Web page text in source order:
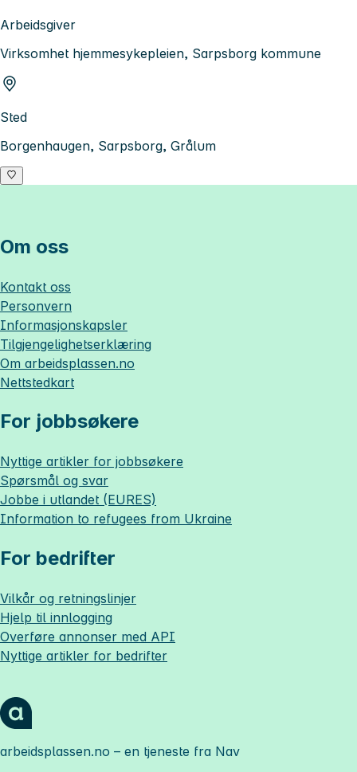
Arbeidsgiver
Virksomhet hjemmesykepleien, Sarpsborg kommune
Sted
Borgenhaugen, Sarpsborg, Grålum
Om oss
Kontakt oss
Personvern
Informasjonskapsler
Tilgjengelighetserklæring
Om arbeidsplassen.no
Nettstedkart
For jobbsøkere
Nyttige artikler for jobbsøkere
Spørsmål og svar
Jobbe i utlandet (EURES)
Information to refugees from Ukraine
For bedrifter
Vilkår og retningslinjer
Hjelp til innlogging
Overføre annonser med API
Nyttige artikler for bedrifter
arbeidsplassen.no – en tjeneste fra Nav